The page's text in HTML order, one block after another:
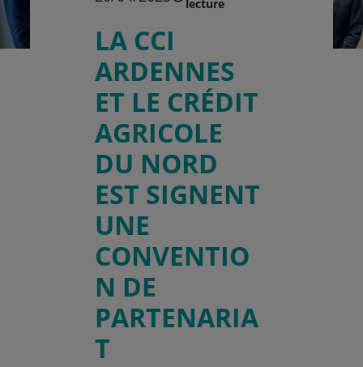
lecture
LA CCI
ARDENNES
ET LE CRÉDIT
AGRICOLE
DU NORD
EST SIGNENT
UNE
CONVENTIO
N DE
PARTENARIA
T